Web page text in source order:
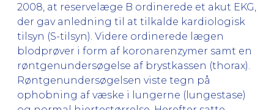
2008, at reservelæge B ordinerede et akut EKG,
der gav anledning til at tilkalde kardiologisk
tilsyn (S-tilsyn). Videre ordinerede lægen
blodprøver i form af koronarenzymer samt en
røntgenundersøgelse af brystkassen (thorax).
Røntgenundersøgelsen viste tegn på
ophobning af væske i lungerne (lungestase)